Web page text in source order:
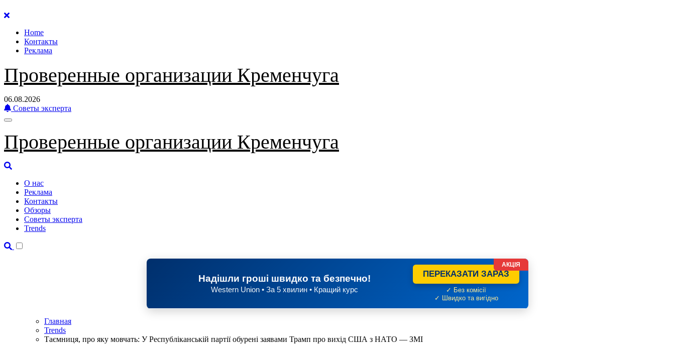
Перейти
содержанию
Home
Контакты
Реклама
Проверенные организации Кременчуга
06.08.2026
Советы эксперта
Проверенные организации Кременчуга
О нас
Реклама
Контакты
Обзоры
Советы эксперта
Trends
Надішли гроші швидко та безпечно!
Western Union • За 5 хвилин • Кращий курс
ПЕРЕКАЗАТИ ЗАРАЗ
✓ Без комісії
✓ Швидко та вигідно
АКЦІЯ
Главная
Trends
Таємниця, про яку мовчать: У Республіканській партії обурені заявами Трамп про вихід США з НАТО — ЗМІ